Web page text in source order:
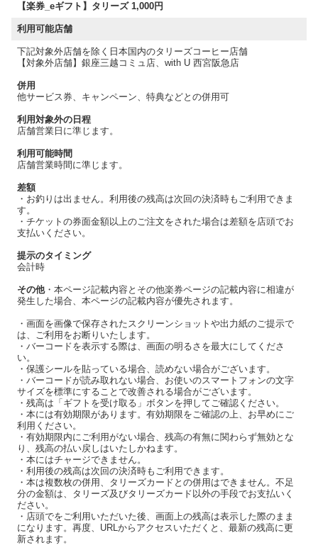
【楽券_eギフト】タリーズ 1,000円
利用可能店舗
下記対象外店舗を除く日本国内のタリーズコーヒー店舗
【対象外店舗】銀座三越コミュ店、with U 西宮阪急店
併用
他サービス券、キャンペーン、特典などとの併用可
利用対象外の日程
店舗営業日に準じます。
利用可能時間
店舗営業時間に準じます。
差額
・お釣りは出ません。利用後の残高は次回の決済時もご利用できま
す。
・チケットの券面金額以上のご注文をされた場合は差額を店頭でお
支払いください。
提示のタイミング
会計時
その他・本ページ記載内容とその他楽券ページの記載内容に相違が
発生した場合、本ページの記載内容が優先されます。
・画面を画像で保存されたスクリーンショットや出力紙のご提示で
は、ご利用をお断りいたします。
・バーコードを表示する際は、画面の明るさを最大にしてくださ
い。
・保護シールを貼っている場合、読めない場合がございます。
・バーコードが読み取れない場合、お使いのスマートフォンの文字
サイズを標準にすることで改善される場合がございます。
・残高は「ギフトを受け取る」ボタンを押してご確認ください。
・本には有効期限があります。有効期限をご確認の上、お早めにご
利用ください。
・有効期限内にご利用がない場合、残高の有無に関わらず無効とな
り、残高の払い戻しはいたしかねます。
・本にはチャージできません。
・利用後の残高は次回の決済時もご利用できます。
・本は複数枚の併用、タリーズカードとの併用はできません。不足
分の金額は、タリーズ及びタリーズカード以外の手段でお支払いく
ださい。
・店頭でをご利用いただいた後、画面上の残高は表示した際のまま
になります。再度、URLからアクセスいただくと、最新の残高に更
新されます。